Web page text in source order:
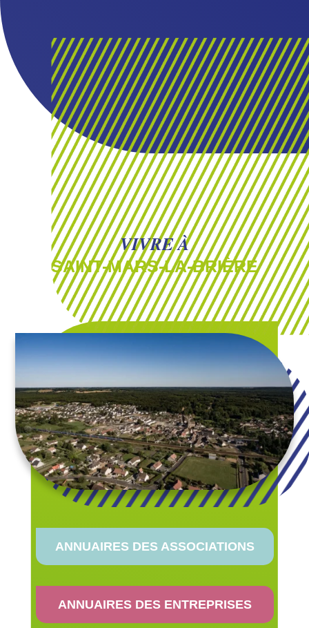
VIVRE À
SAINT-MARS-LA-BRIÈRE
ANNUAIRES DES ASSOCIATIONS
ANNUAIRES DES ENTREPRISES